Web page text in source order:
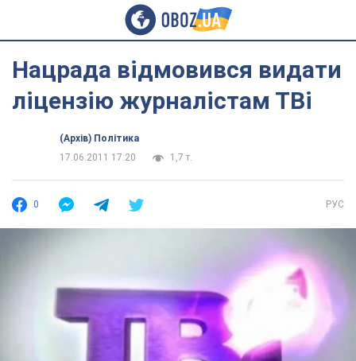
Нацрада відмовився видати
ліцензію журналістам ТВі
(Архів) Політика
17.06.2011 17:20
1,7 т.
0 РУС